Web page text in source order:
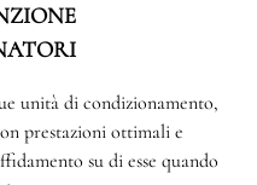
unità di condizionamento,
prestazioni ottimali e
su di esse quando